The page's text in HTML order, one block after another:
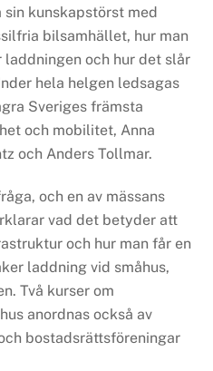
kunskapstörst med
bilsamhället, hur man
och hur det slår
hela helgen ledsagas
Sveriges främsta
och mobilitet, Anna
och Anders Tollmar.
och en av mässans
vad det betyder att
och hur man får en
laddning vid småhus,
Två kurser om
anordnas också av
bostadsrättsföreningar